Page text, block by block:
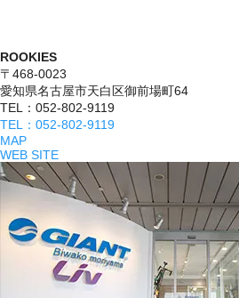
ROOKIES
〒468-0023
愛知県名古屋市天白区御前場町64
TEL：052-802-9119
TEL：052-802-9119
MAP
WEB SITE